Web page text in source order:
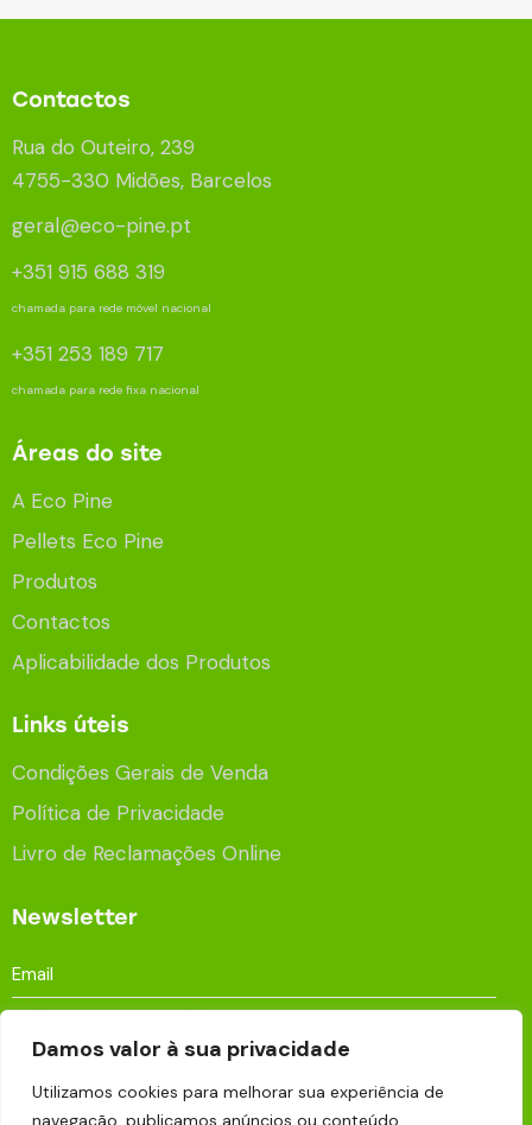
Damos valor à sua privacidade
Utilizamos cookies para melhorar sua experiência de
navegação, publicamos anúncios ou conteúdo
Contactos
Rua do Outeiro, 239
4755-330 Midões, Barcelos
geral@eco-pine.pt
+351 915 688 319
chamada para rede móvel nacional
+351 253 189 717
chamada para rede fixa nacional
Áreas do site
A Eco Pine
Pellets Eco Pine
Produtos
Contactos
Aplicabilidade dos Produtos
Links úteis
Condições Gerais de Venda
Política de Privacidade
Livro de Reclamações Online
Newsletter
Aceito que os meus dados sejam processados e